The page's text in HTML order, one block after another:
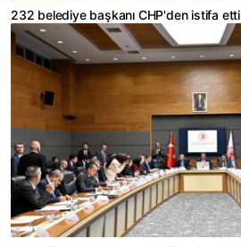
232 belediye başkanı CHP'den istifa etti